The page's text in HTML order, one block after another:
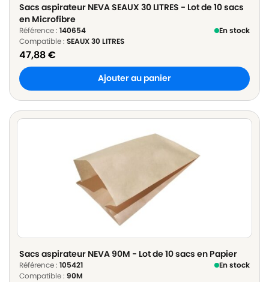
Sacs aspirateur NEVA SEAUX 30 LITRES - Lot de 10 sacs
en Microfibre
Référence : 140654
En stock
Compatible : SEAUX 30 LITRES
47,88€
Ajouter au panier
Sacs aspirateur NEVA 90M - Lot de 10 sacs en Papier
Référence : 105421
En stock
Compatible : 90M